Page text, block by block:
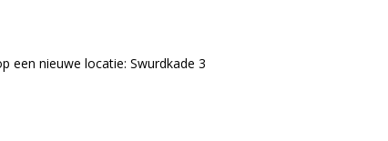
een nieuwe locatie: Swurdkade 3